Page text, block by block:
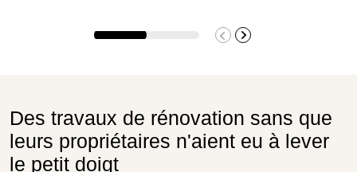
Des travaux de rénovation sans que
leurs propriétaires n'aient eu à lever
le petit doigt